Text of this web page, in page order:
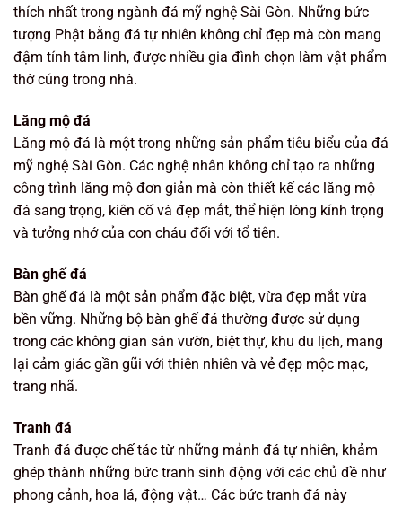
thích nhất trong ngành đá mỹ nghệ Sài Gòn. Những bức
tượng Phật bằng đá tự nhiên không chỉ đẹp mà còn mang
đậm tính tâm linh, được nhiều gia đình chọn làm vật phẩm
thờ cúng trong nhà.
Lăng mộ đá
Lăng mộ đá là một trong những sản phẩm tiêu biểu của đá
mỹ nghệ Sài Gòn. Các nghệ nhân không chỉ tạo ra những
công trình lăng mộ đơn giản mà còn thiết kế các lăng mộ
đá sang trọng, kiên cố và đẹp mắt, thể hiện lòng kính trọng
và tưởng nhớ của con cháu đối với tổ tiên.
Bàn ghế đá
Bàn ghế đá là một sản phẩm đặc biệt, vừa đẹp mắt vừa
bền vững. Những bộ bàn ghế đá thường được sử dụng
trong các không gian sân vườn, biệt thự, khu du lịch, mang
lại cảm giác gần gũi với thiên nhiên và vẻ đẹp mộc mạc,
trang nhã.
Tranh đá
Tranh đá được chế tác từ những mảnh đá tự nhiên, khảm
ghép thành những bức tranh sinh động với các chủ đề như
phong cảnh, hoa lá, động vật… Các bức tranh đá này